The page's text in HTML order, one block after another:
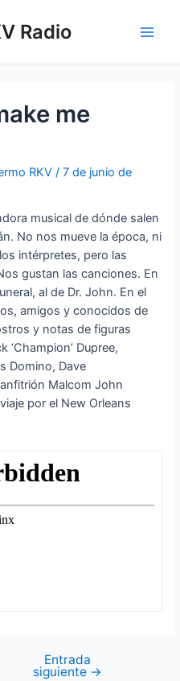
Radio
me
RKV/7 de junio de
musical de dónde salen
No nos mueve la época, ni
intérpretes, pero las
gustan las canciones. En
al de Dr. John. En el
amigos y conocidos de
y notas de figuras
Dupree,
Domino, Dave
Malcom John
por el New Orleans
Entrada
siguiente →